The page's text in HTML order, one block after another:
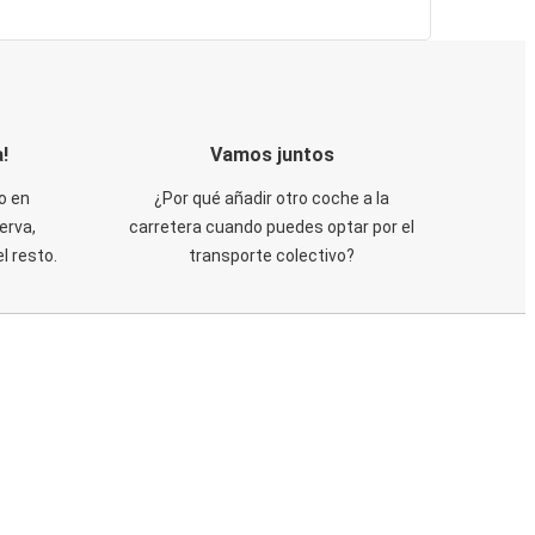
en
resto.
Vamos juntos
¿Por qué añadir otro coche a la
carretera cuando puedes optar por el
transporte colectivo?